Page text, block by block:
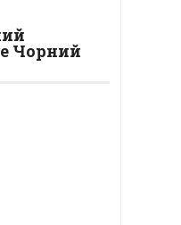
Чорний